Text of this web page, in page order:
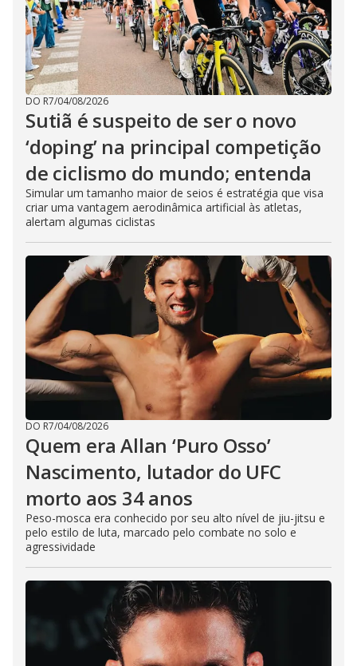
DO R7/04/08/2026
Sutiã é suspeito de ser o novo
‘doping’ na principal competição
de ciclismo do mundo; entenda
Simular um tamanho maior de seios é estratégia que visa
criar uma vantagem aerodinâmica artificial às atletas,
alertam algumas ciclistas
DO R7/04/08/2026
Quem era Allan ‘Puro Osso’
Nascimento, lutador do UFC
morto aos 34 anos
Peso-mosca era conhecido por seu alto nível de jiu-jitsu e
pelo estilo de luta, marcado pelo combate no solo e
agressividade